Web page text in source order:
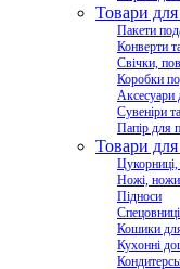
Товари для
Пакети
Конверти
Свічки,
Коробки
Аксесуари
Сувеніри
Папір для
Товари для
Цукорниці,
Ножі,
Підноси
Спецовниці
Кошики
Кухонні